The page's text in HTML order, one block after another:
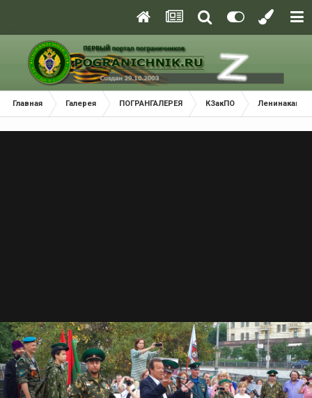
Главная Галерея ПОГРАНГАЛЕРЕЯ КЗакПО